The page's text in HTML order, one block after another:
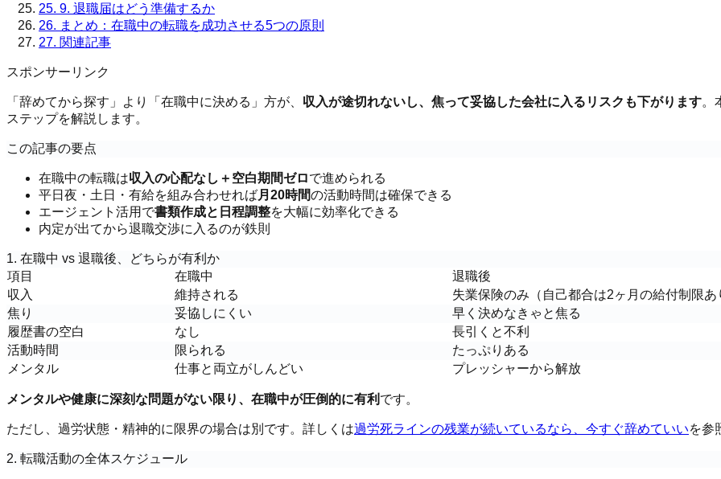
25. 9. 退職届はどう準備するか
26. まとめ：在職中の転職を成功させる5つの原則
27. 関連記事
スポンサーリンク
「辞めてから探す」より「在職中に決める」方が、 収入が途切れないし、焦って妥協した会社に入るリスクも下がります。
ステップを解説します。
この記事の要点
在職中の転職は収入の心配なし＋空白期間ゼロで進められる
平日夜・土日・有給を組み合わせれば月20時間の活動時間は確保できる
エージェント活用で書類作成と日程調整を大幅に効率化できる
内定が出てから退職交渉に入るのが鉄則
1. 在職中 vs 退職後、どちらが有利か
項目
在職中
退職後
収入
維持される
失業保険のみ（自己都合は2ヶ月の給付制限あ
焦り
妥協しにくい
早く決めなきゃと焦る
履歴書の空白
なし
長引くと不利
活動時間
限られる
たっぷりある
メンタル
仕事と両立がしんどい プレッシャーから解放
メンタルや健康に深刻な問題がない限り、在職中が圧倒的に有利 です。
ただし、過労状態・精神的に限界の場合は別です。詳しくは過労死ラインの残業が続いているなら、今すぐ辞めていいを参
2. 転職活動の全体スケジュール